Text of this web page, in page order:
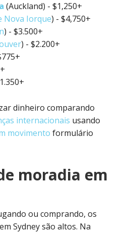
(Auckland) - $1,250+
Nova Iorque) - $4,750+
) - $3.500+
) - $2.200+
dinheiro comparando
internacionais usando
movimento formulário
moradia em
ou comprando, os
Sydney são altos. Na